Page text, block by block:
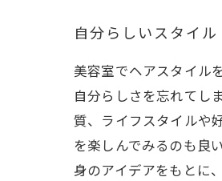
自分らしいスタイル
美容室でヘアスタイル
自分らしさを忘れてし
質、ライフスタイルや
を楽しんでみるのも良
身のアイデアをもとに